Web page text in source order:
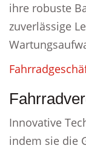
ihre robuste
zuverlässige
Innovative
indem sie die